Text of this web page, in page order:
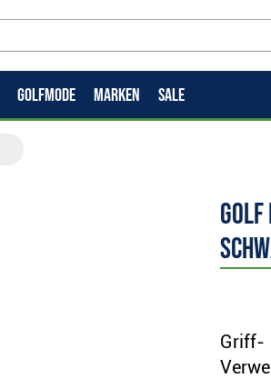
GOLFMODE MARKEN SALE
Golf
Griff-